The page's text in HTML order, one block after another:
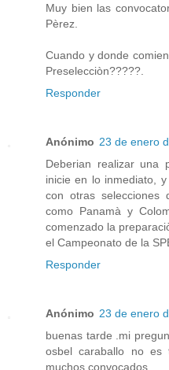
Muy bien las
Pèrez.
Cuando y donde
Preselecciòn?????.
Responder
Anónimo 23 de enero
Deberian realizar una
inicie en lo inmediato,
con otras selecciones
como Panamà y
comenzado la
el Campeonato de la
Responder
Anónimo 23 de enero
buenas tarde .mi
osbel caraballo no es
muchos convocados